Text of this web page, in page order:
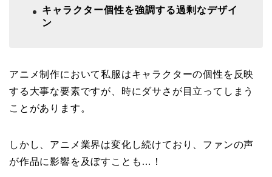
キャラクター個性を強調する過剰なデザイ
ン
アニメ制作において私服はキャラクターの個性を反映
する大事な要素ですが、時にダサさが目立ってしまう
ことがあります。
しかし、アニメ業界は変化し続けており、ファンの声
が作品に影響を及ぼすことも…！